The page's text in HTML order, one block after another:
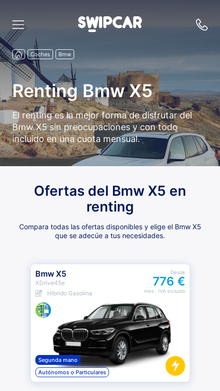
Coches Bmw
Renting Bmw X5
El renting es la mejor forma de disfrutar del
Bmw X5 sin preocupaciones y con todo
incluido en una cuota mensual.
Ofertas del Bmw X5 en
renting
Compara todas las ofertas disponibles y elige el Bmw X5
que se adecúe a tus necesidades.
Bmw X5
XDrive45e
Híbrido Gasolina
Desde
776 €
mes· IVA incluido
Segunda mano
Autónomos o Particulares